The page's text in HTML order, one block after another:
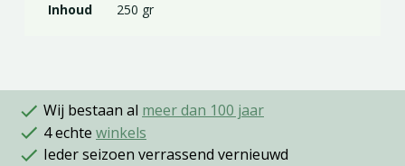
Inhoud 250 gr
Wij bestaan al meer dan 100 jaar
4 echte winkels
Ieder seizoen verrassend vernieuwd